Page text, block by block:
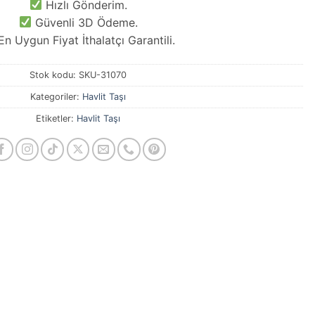
Hızlı Gönderim.
Güvenli 3D Ödeme.
Uygun Fiyat İthalatçı Garantili.
Stok kodu: SKU-31070
Kategoriler: Havlit Taşı
Etiketler: Havlit Taşı